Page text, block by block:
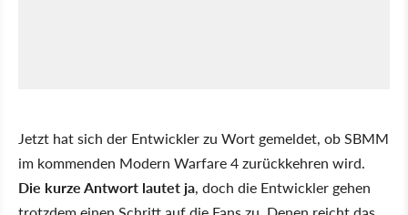
Jetzt hat sich der Entwickler zu Wort gemeldet, ob SBMM
im kommenden Modern Warfare 4 zurückkehren wird.
Die kurze Antwort lautet ja, doch die Entwickler gehen